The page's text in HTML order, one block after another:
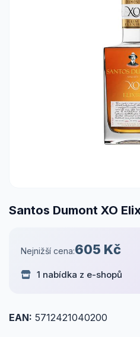
Santos Dumont XO
Nejnižší cena:605 Kč
1 nabídka z e-shopů
EAN: 5712421040200